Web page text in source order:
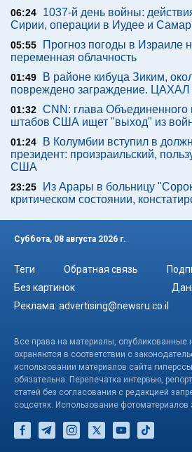
06:24
1037-й день войны:
Сирии, операции в Иудее и
05:55
Прогноз погоды в Израиле
переменная облачность
01:49
В районе кибуца Зиким,
повреждено заграждение.
01:32 CNN: глава Объединенного
штабов США ищет "выход" из
01:24
В Колумбии вступил в
президент: произраильский,
США
23:25
Из Арары в больницу
критическом состоянии,
Суббота, 08 августа 2026 г.
Теги Обратная связь
Без картинок
Реклама: advertising@newsru.co.il
Все права на материалы, опубликованные
охраняются в соответствии с
использовании материалов сайта
обязательна. Перепечатка интервью,
статей без согласования с редакцией
соцсетях. Использование фотоматериалов